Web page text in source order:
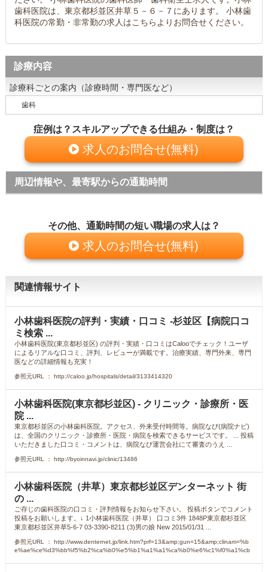
歯科医院は、東京都杉並区井草５－６－７にあります。 小林歯
科医院の常勤・非常勤の求人はこちらよりお問合せください。
診療内容
診療科ごとの案内（診療時間・専門医など）
歯科
症例は？スキルアップできる仕組み・制度は？
求人のお問合せ(無料)
周辺情報や、最寄駅からの通勤時間
その他、通勤時間の短い職場の求人は？
求人のお問合せ(無料)
関連情報サイト
小林歯科医院の評判・実績・口コミ -杉並区【病院口コ
ミ検索 ...
小林歯科医院(東京都杉並区) の評判・実績・口コミはCalooでチェック！ユーザ
によるリアルな口コミ、評判、レビューが満載です。治療実績、専門外来、専門
医などの詳細情報も充実！
参照元URL ： http://caloo.jp/hospitals/detail/3133414320
小林歯科医院(東京都杉並区) - クリニック・診療所・医
院 ...
東京都杉並区の小林歯科医院。アクセス、外来受付時間等。病院なび(病院ナビ)
は、全国のクリニック・診療所・医院・病院を検索できるサービスです。 ... 投稿
いただきました口コミ・コメントは、病院なび運営会社にて審査のうえ ...
参照元URL ： http://byoinnavi.jp/clinic/13486
小林歯科医院（井草）東京都杉並区デンターネット 街
の ...
ご存じの歯科医院の口コミ・評判情報をお知らせ下さい。 投稿ボタンでコメント
投稿をお願いします。↓ 1小林歯科医院（井草） 口コミ3件 1848P東京都杉並区
東京都杉並区井草5-6-7 03-3390-8211 (3)男の娘 New 2015/01/31 ...
参照元URL ： http://www.denternet.jp/link.htm?prf=13&amp;gun=15&amp;clinam=%b
e%ae%ce%d3%bb%f5%b2%ca%b0%e5%b1%a1%a1%ca%b0%e6%c1%f0%a1%cb